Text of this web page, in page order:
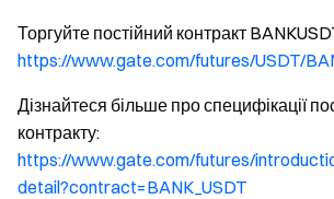
Торгуйте постійний контракт
https://www.gate.com/futures/USDT/
Дізнайтеся більше про специфікації
контракту:
https://www.gate.com/futures/
detail?contract=BANK_USDT